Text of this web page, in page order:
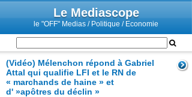
Le Mediascope
le "OFF" Medias / Politique / Economie
(Vidéo) Mélenchon répond à Gabriel
Attal qui qualifie LFI et le RN de
« marchands de haine » et
d' »apôtres du déclin »